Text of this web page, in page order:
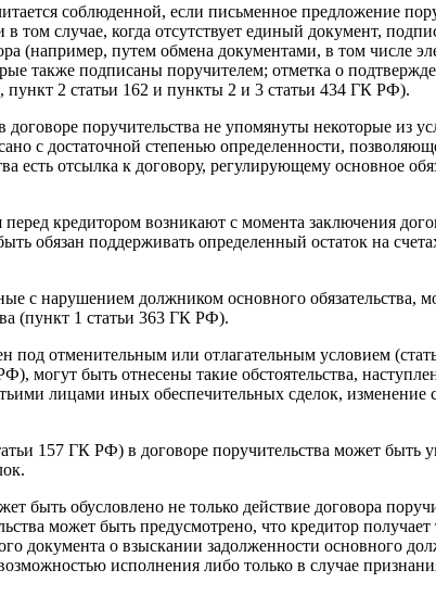
соблюденной, если письменное предложение
в том случае, когда отсутствует единый документ,
(например, путем обмена документами, в том
также подписаны поручителем; отметка о
пункт 2 статьи 162 и пункты 2 и 3 статьи 434 ГК РФ).
поручительства не упомянуты некоторые из
с достаточной степенью определенности,
есть отсылка к договору, регулирующему основное
кредитором возникают с момента заключения
обязан поддерживать определенный остаток на
с нарушением должником основного
(пункт 1 статьи 363 ГК РФ).
под отменительным или отлагательным условием
могут быть отнесены такие обстоятельства,
лицами иных обеспечительных сделок,
157 ГК РФ) в договоре поручительства может
быть обусловлено не только действие договора
может быть предусмотрено, что кредитор
документа о взыскании задолженности основного
исполнения либо только в случае